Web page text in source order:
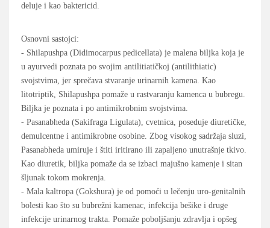
deluje i kao baktericid.
Osnovni sastojci:
- Shilapushpa (Didimocarpus pedicellata) je malena biljka koja je
u ayurvedi poznata po svojim antilitiatičkoj (antilithiatic)
svojstvima, jer sprečava stvaranje urinarnih kamena. Kao
litotriptik, Shilapushpa pomaže u rastvaranju kamenca u bubregu.
Biljka je poznata i po antimikrobnim svojstvima.
- Pasanabheda (Sakifraga Ligulata), cvetnica, poseduje diuretičke,
demulcentne i antimikrobne osobine. Zbog visokog sadržaja sluzi,
Pasanabheda umiruje i štiti iritirano ili zapaljeno unutrašnje tkivo.
Kao diuretik, biljka pomaže da se izbaci majušno kamenje i sitan
šljunak tokom mokrenja.
- Mala kaltropa (Gokshura) je od pomoći u lečenju uro-genitalnih
bolesti kao što su bubrežni kamenac, infekcija bešike i druge
infekcije urinarnog trakta. Pomaže poboljšanju zdravlja i opšeg